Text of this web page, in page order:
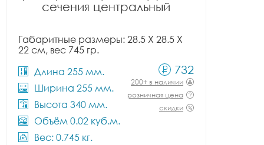
сечения центральный
Габаритные размеры: 28.5 X 28.5 X
22 см, вес 745 гр.
Длина 255 мм.
Ширина 255 мм.
Высота 340 мм.
Объём 0.02 куб.м.
Вес: 0.745 кг.
732
200+ в наличии
розничная цена
скидки